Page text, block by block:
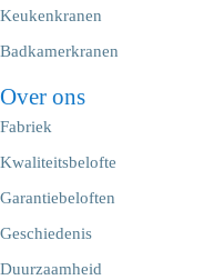
Keukenkranen
Badkamerkranen
Over ons
Fabriek
Kwaliteitsbelofte
Garantiebeloften
Geschiedenis
Duurzaamheid